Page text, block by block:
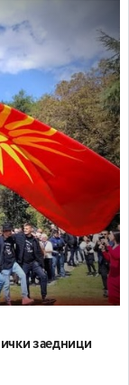
заедници